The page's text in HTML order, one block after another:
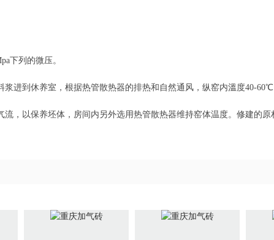
下列的微压。
进到休养室，根据热管散热器的排热和自然通风，纵窑内溫度40-60℃
，以保养坯体，房间内另外选用热管散热器维持窑体温度。修建的原